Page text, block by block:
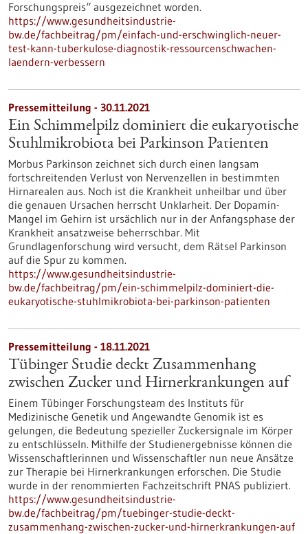
Forschungspreis“ ausgezeichnet worden.
https://www.gesundheitsindustrie-
bw.de/fachbeitrag/pm/einfach-und-erschwinglich-neuer-
test-kann-tuberkulose-diagnostik-ressourcenschwachen-
laendern-verbessern
Pressemitteilung - 30.11.2021
Ein Schimmelpilz dominiert die eukaryotische
Stuhlmikrobiota bei Parkinson Patienten
Morbus Parkinson zeichnet sich durch einen langsam
fortschreitenden Verlust von Nervenzellen in bestimmten
Hirnarealen aus. Noch ist die Krankheit unheilbar und über
die genauen Ursachen herrscht Unklarheit. Der Dopamin-
Mangel im Gehirn ist ursächlich nur in der Anfangsphase der
Krankheit ansatzweise beherrschbar. Mit
Grundlagenforschung wird versucht, dem Rätsel Parkinson
auf die Spur zu kommen.
https://www.gesundheitsindustrie-
bw.de/fachbeitrag/pm/ein-schimmelpilz-dominiert-die-
eukaryotische-stuhlmikrobiota-bei-parkinson-patienten
Pressemitteilung - 18.11.2021
Tübinger Studie deckt Zusammenhang
zwischen Zucker und Hirnerkrankungen auf
Einem Tübinger Forschungsteam des Instituts für
Medizinische Genetik und Angewandte Genomik ist es
gelungen, die Bedeutung spezieller Zuckersignale im Körper
zu entschlüsseln. Mithilfe der Studienergebnisse können die
Wissenschaftlerinnen und Wissenschaftler nun neue Ansätze
zur Therapie bei Hirnerkrankungen erforschen. Die Studie
wurde in der renommierten Fachzeitschrift PNAS publiziert.
https://www.gesundheitsindustrie-
bw.de/fachbeitrag/pm/tuebinger-studie-deckt-
zusammenhang-zwischen-zucker-und-hirnerkrankungen-auf